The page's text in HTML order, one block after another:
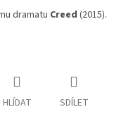
dramatu Creed (2015).
HLÍDAT SDÍLET